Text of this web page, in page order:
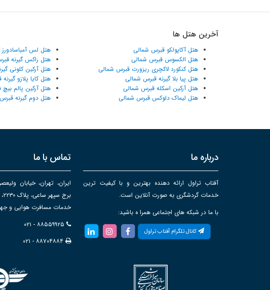
آخرین هتل ها
هتل آکاپولکو قبرس شمالی
هتل الکسوس قبرس شمالی
هتل کنکورد لاکچری ریزورت قبرس شمالی
هتل پیا بلا گیرنه قبرس شمالی
هتل آرکین اسکله قبرس شمالی
هتل لیماک دلوکس قبرس شمالی
هتل لس
هتل راکس گیرنه
هتل آرکین کلونی
هتل کایا پلازو
هتل آرکین پالم بیچ
هتل دوم گیرنه
درباره ما
آفتاب تراول ارائه دهنده بهترین و با کیفیت ترین
خدمات گردشگری به صورت آنلاین است.
با ما در شبکه های اجتماعی همرا ه باشید:
کانال تلگرام آفتاب تراول
تماس با ما
ایران، تهران، خیابان
خدمات مسافرت هوایی و
۰۲۱ - ۸۸۵۵۹۹۲۵
۰۲۱ - ۸۸۷۰۴۸۸۴